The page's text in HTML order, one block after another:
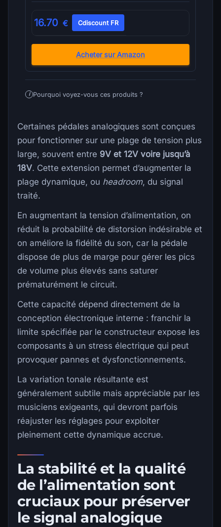
16.70 € Cdiscount FR
Acheter sur Amazon
i Pourquoi voyez-vous ces produits ?
Certaines pédales analogiques sont conçues
pour fonctionner sur une plage de tension plus
large, souvent entre 9V et 12V voire jusqu’à
18V. Cette extension permet d’augmenter la
plage dynamique, ou headroom, du signal
traité.
En augmentant la tension d’alimentation, on
réduit la probabilité de distorsion indésirable et
on améliore la fidélité du son, car la pédale
dispose de plus de marge pour gérer les pics
de volume plus élevés sans saturer
prématurément le circuit.
Cette capacité dépend directement de la
conception électronique interne : franchir la
limite spécifiée par le constructeur expose les
composants à un stress électrique qui peut
provoquer pannes et dysfonctionnements.
La variation tonale résultante est
généralement subtile mais appréciable par les
musiciens exigeants, qui devront parfois
réajuster les réglages pour exploiter
pleinement cette dynamique accrue.
La stabilité et la qualité
de l’alimentation sont
cruciaux pour préserver
le signal analogique